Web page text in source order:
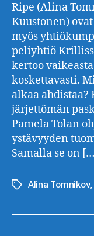
Ripe (Alina
Kuustonen)
myös
peliyhtiö
kertoo
koskettavasti.
alkaa ahdistaa?
järjettömän
Pamela Tolan
ystävyyden
Samalla se on
Avainsanat
Alina Tomnikov,